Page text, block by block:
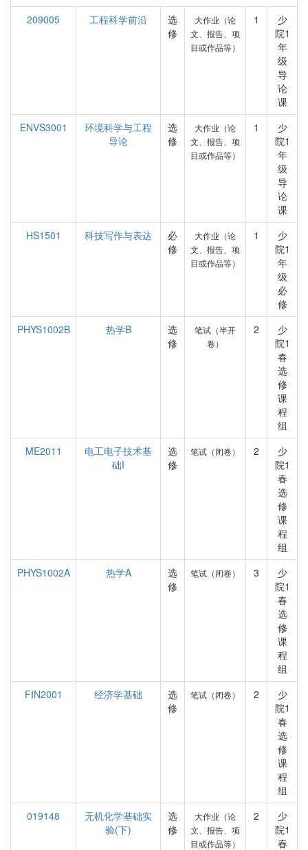
209005 工程科学前沿
选
修
大作业（论
文、报告、项
目或作品等）
1
少
院1
年
级
导
论
课
ENVS3001
环境科学与工程
导论
选
修
大作业（论
文、报告、项
目或作品等）
1
少
院1
年
级
导
论
课
HS1501
科技写作与表达
必
修
大作业（论
文、报告、项
目或作品等）
1
少
院1
年
级
必
修
PHYS1002B
热学B
选
修
笔试（半开
卷）
2
少
院1
春
选
修
课
程
组
ME2011
电工电子技术基
础I
选
修
笔试（闭卷） 2
少
院1
春
选
修
课
程
组
PHYS1002A
热学A
选
修
笔试（闭卷） 3
少
院1
春
选
修
课
程
组
FIN2001
经济学基础
选
修
笔试（闭卷） 2
少
院1
春
选
修
课
程
组
019148
无机化学基础实
验(下)
选
修
大作业（论
文、报告、项
目或作品等）
2
少
院1
春